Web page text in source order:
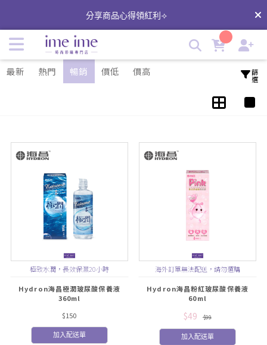
imeime 隱形眼鏡美瞳店
分享商品心得領紅利⟢
最新 熱門 暢銷 價低 價高 篩選
極致水潤，長效保濕20小時
Hydron海昌極潤玻尿酸保養液
360ml
$150
加入配送單
海外訂單無法配送，請勿選購
Hydron海昌粉紅玻尿酸保養液
60ml
$49 $99
加入配送單